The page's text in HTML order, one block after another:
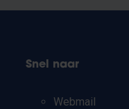
Snel naar
Webmail